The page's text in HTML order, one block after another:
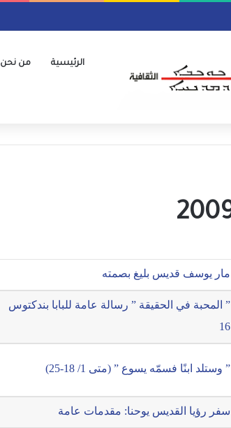
الرئيسية من نحن
مار يوسف قديس بليغ بصمته
” المحبة في الحقيقة ” رسالة عامة للبابا بندكتوس
16
” وستلد ابنًا فسمّه يسوع ” (متى 1/ 18-25)
سفر رؤيا القديس يوحنا: مقدمات عامة